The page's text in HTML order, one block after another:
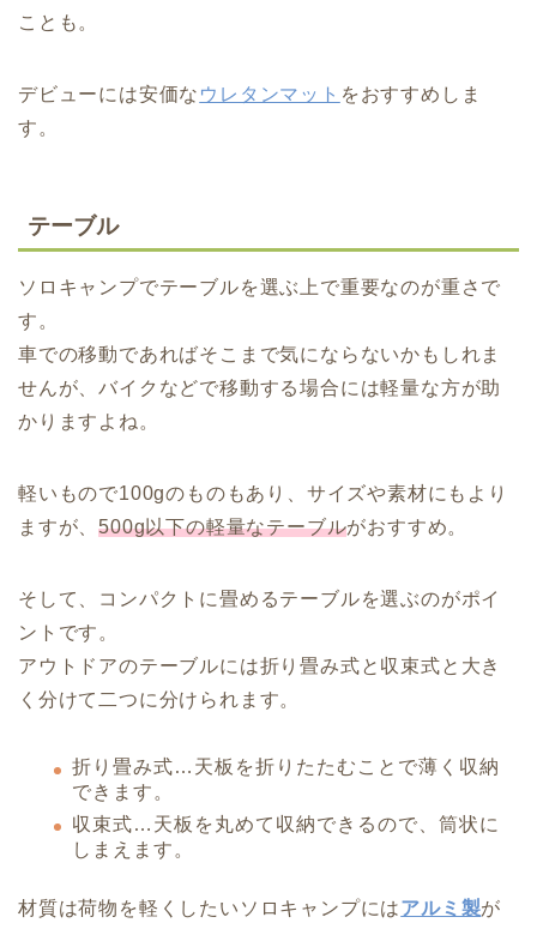
ことも。
デビューには安価な ウレタンマット をおすすめしま
す。
テーブル
ソロキャンプでテーブルを選ぶ上で重要なのが重さで
す。
車での移動であればそこまで気にならないかもしれま
せんが、バイクなどで移動する場合には軽量な方が助
かりますよね。
軽いもので100gのものもあり、サイズや素材にもより
ますが、500g以下の軽量なテーブルがおすすめ。
そして、コンパクトに畳めるテーブルを選ぶのがポイ
ントです。
アウトドアのテーブルには折り畳み式と収束式と大き
く分けて二つに分けられます。
折り畳み式…天板を折りたたむことで薄く収納
できます。
収束式…天板を丸めて収納できるので、筒状に
しまえます。
材質は荷物を軽くしたいソロキャンプにはアルミ製が